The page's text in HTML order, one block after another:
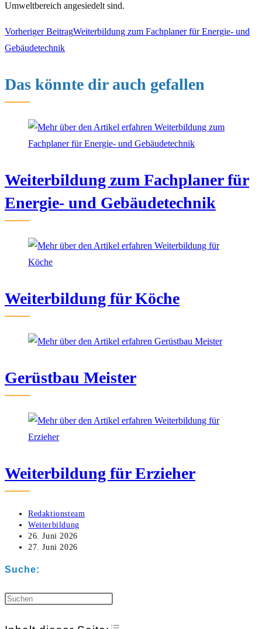
Umweltbereich angesiedelt sind.
Artikel
ansehen
Vorheriger BeitragWeiterbildung zum Fachplaner für Energie- und
Gebäudetechnik
Das könnte dir auch gefallen
Weiterbildung zum Fachplaner für
Energie- und Gebäudetechnik
Weiterbildung für Köche
Gerüstbau Meister
Weiterbildung für Erzieher
Beitrags-
Autor:
Redaktionsteam
Beitrags-
Kategorie:
Weiterbildung
Beitrag
veröffentlicht:
26. Juni 2026
Beitrag
geändert
27. Juni 2026
Suche:
Toggle Table of Content